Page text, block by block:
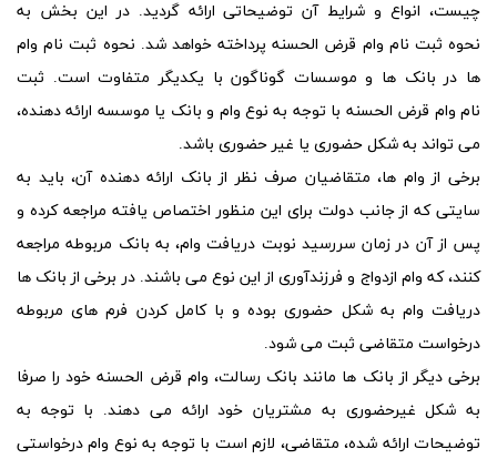
چیست، انواعو شرایط آن توضیحاتی ارائه گردید. در این بخش به
نحوه ثبت نام وام قرض الحسنهپرداخته خواهد شد. نحوه ثبت ناموام
ها در بانک ها و موسسات گوناگون با یکدیگر متفاوت است. ثبت
نام وام قرض الحسنه با توجه به نوع وام و بانک یا موسسه ارائه دهنده،
می تواند به شکل حضوری یا غیر حضوری باشد.
برخی از وام ها، متقاضیان صرف نظر از بانک ارائه دهنده آن، باید به
سایتی که از جانب دولت برای این منظور اختصاص یافته مراجعه کرده و
پس از آن در زمان سررسید نوبت دریافت وام، به بانک مربوطه مراجعه
کنند، که وام ازدواج و فرزندآوری از این نوع می باشند. در برخی از بانک ها
دریافت وام به شکل حضوری بوده و با کامل کردن فرم های مربوطه
درخواست متقاضی ثبت می شود.
برخی دیگر از بانک ها مانند بانک رسالت، وام قرض الحسنهخود را صرفا
به شکل غیرحضوری به مشتریان خود ارائه می دهند. با توجه به
توضیحات ارائه شده، متقاضی، لازم است با توجه به نوع وام درخواستی